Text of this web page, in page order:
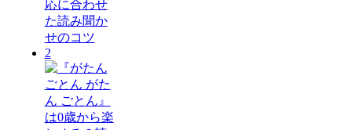
応に合わせ
た読み聞か
せのコツ
2